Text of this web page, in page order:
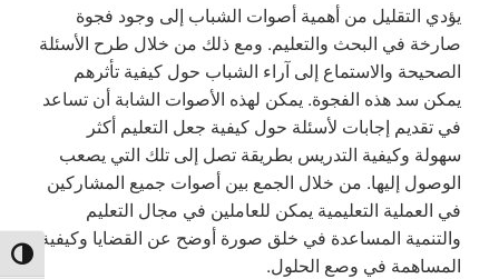
TOGGLE HIGH CONTRAST
يؤدي التقليل من أهمية أصوات الشباب إلى وجود فجوة
صارخة في البحث والتعليم. ومع ذلك من خلال طرح الأسئلة
الصحيحة والاستماع إلى آراء الشباب حول كيفية تأثرهم
يمكن سد هذه الفجوة. يمكن لهذه الأصوات الشابة أن تساعد
في تقديم إجابات لأسئلة حول كيفية جعل التعليم أكثر
سهولة وكيفية التدريس بطريقة تصل إلى تلك التي يصعب
الوصول إليها. من خلال الجمع بين أصوات جميع المشاركين
في العملية التعليمية يمكن للعاملين في مجال التعليم
والتنمية المساعدة في خلق صورة أوضح عن القضايا وكيفية
المساهمة في وصع الحلول.